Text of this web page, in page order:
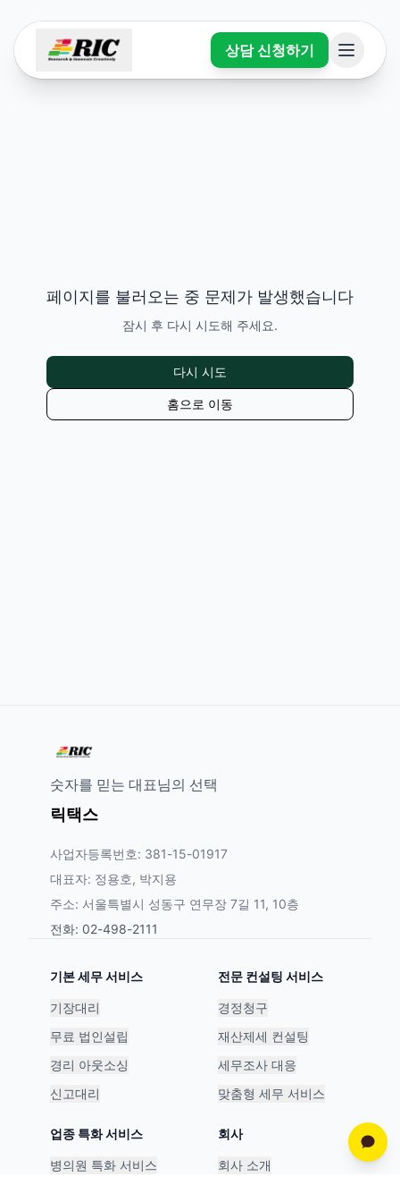
상담 신청하기
페이지를 불러오는 중 문제가 발생했습니다
잠시 후 다시 시도해 주세요.
다시 시도
홈으로 이동
숫자를 믿는 대표님의 선택
릭택스
사업자등록번호: 381-15-01917
대표자: 정용호, 박지용
주소: 서울특별시 성동구 연무장 7길 11, 10층
전화: 02-498-2111
기본 세무 서비스
기장대리
무료 법인설립
경리 아웃소싱
신고대리
전문 컨설팅 서비스
경정청구
재산제세 컨설팅
세무조사 대응
맞춤형 세무 서비스
업종 특화 서비스
병의원 특화 서비스
회사
회사 소개